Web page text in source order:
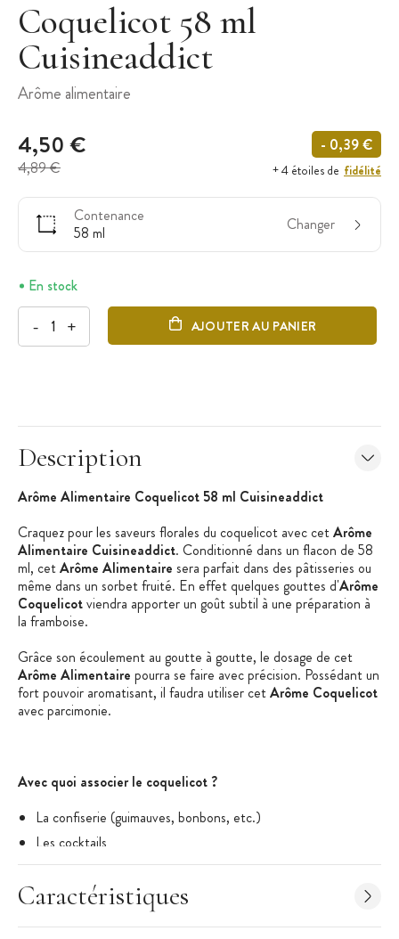
Coquelicot 58 ml
Cuisineaddict
Arôme alimentaire
4,50 €
4,89 €
- 0,39 €
+ 4 étoiles de fidélité
Contenance
58 ml
Changer
En stock
- + AJOUTER AU PANIER
Description
Arôme Alimentaire Coquelicot 58 ml Cuisineaddict
Craquez pour les saveurs florales du coquelicot avec cetArôme
Alimentaire Cuisineaddict. Conditionné dans un flacon de 58
ml, cetArôme Alimentaire sera parfait dans des pâtisseries ou
même dans un sorbet fruité. En effet quelques gouttes d'Arôme
Coquelicotviendra apporter un goût subtil à une préparation à
la framboise.
Grâce son écoulement au goutte à goutte, le dosage de cet
Arôme Alimentaire pourra se faire avec précision. Possédant un
fort pouvoir aromatisant, il faudra utiliser cetArôme Coquelicot
avec parcimonie.
Avec quoi associer le coquelicot ?
La confiserie (guimauves, bonbons, etc.)
Les cocktails
La pâtisserie (mousse, ganache)
La glacerie
Les produits laitiers (yaourt, fromage blanc)
Caractéristiques